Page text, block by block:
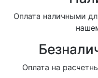
Оплата наличными
Оплата на